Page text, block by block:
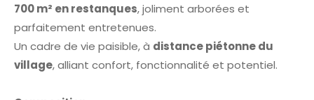
700 m² en restanques, joliment arborées et
parfaitement entretenues.
Un cadre de vie paisible, à distance piétonne du
village, alliant confort, fonctionnalité et potentiel.